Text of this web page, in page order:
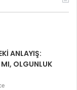
ANLAYIŞ:
OLGUNLUK